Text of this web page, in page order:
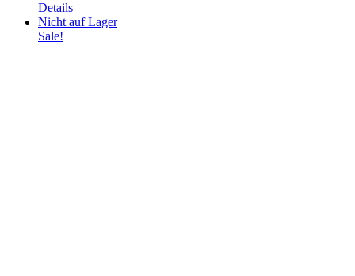
Details
Nicht auf Lager
Sale!